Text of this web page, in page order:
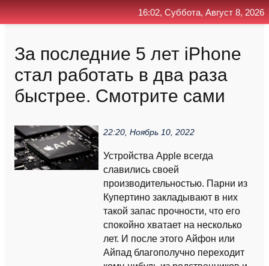
За последние 5 лет iPhone
стал работать в два раза
быстрее. Смотрите сами
22:20, Ноябрь 10, 2022
Устройства Apple всегда
славились своей
производительностью. Парни из
Купертино закладывают в них
такой запас прочности, что его
спокойно хватает на несколько
лет. И после этого Айфон или
Айпад благополучно переходит
16:02, Суббота, Август 8, 2026